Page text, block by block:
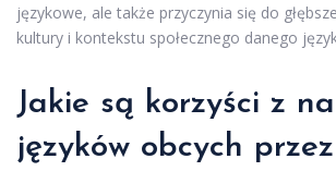
językowe, ale także przyczynia się do
kultury i kontekstu społecznego danego
Jakie są korzyści z
języków obcych przez